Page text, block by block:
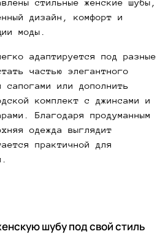
стильные женские шубы,
дизайн, комфорт и
моды.
адаптируется под разные
частью элегантного
или дополнить
комплект с джинсами и
Благодаря продуманным
одежда выглядит
практичной для
шубу под свой стиль